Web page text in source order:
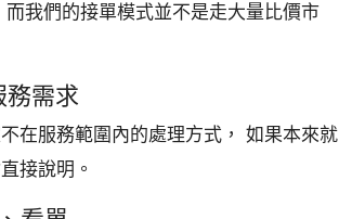
我們的接單模式並不是走大量比價市
務需求
在服務範圍內的處理方式， 如果本來就
接說明。